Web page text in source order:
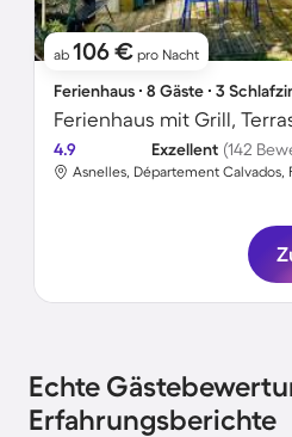
ab 106 € pro Nacht
Ferienhaus ∙ 8 Gäste ∙ 3
4.9 Exzellent (142
Asnelles, Département Calvados,
Echte
Erfahrungsberichte